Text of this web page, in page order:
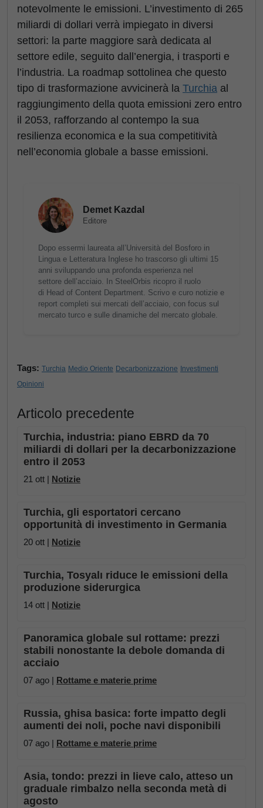
notevolmente le emissioni. L’investimento di 265
miliardi di dollari verrà impiegato in diversi
settori: la parte maggiore sarà dedicata al
settore edile, seguito dall’energia, i trasporti e
l’industria. La roadmap sottolinea che questo
tipo di trasformazione avvicinerà la Turchia al
raggiungimento della quota emissioni zero entro
il 2053, rafforzando al contempo la sua
resilienza economica e la sua competitività
nell’economia globale a basse emissioni.
Demet Kazdal
Editore
Dopo essermi laureata all’Università del Bosforo in
Lingua e Letteratura Inglese ho trascorso gli ultimi 15
anni sviluppando una profonda esperienza nel
settore dell’acciaio. In SteelOrbis ricopro il ruolo
di Head of Content Department. Scrivo e curo notizie e
report completi sui mercati dell’acciaio, con focus sul
mercato turco e sulle dinamiche del mercato globale.
Tags: Turchia Medio Oriente Decarbonizzazione
Investimenti
Opinioni
Articolo precedente
Turchia, industria: piano EBRD da 70
miliardi di dollari per la decarbonizzazione
entro il 2053
21 ott | Notizie
Turchia, gli esportatori cercano
opportunità di investimento in Germania
20 ott | Notizie
Turchia, Tosyalı riduce le emissioni della
produzione siderurgica
14 ott | Notizie
Panoramica globale sul rottame: prezzi
stabili nonostante la debole domanda di
acciaio
07 ago | Rottame e materie prime
Russia, ghisa basica: forte impatto degli
aumenti dei noli, poche navi disponibili
07 ago | Rottame e materie prime
Asia, tondo: prezzi in lieve calo, atteso un
graduale rimbalzo nella seconda metà di
agosto